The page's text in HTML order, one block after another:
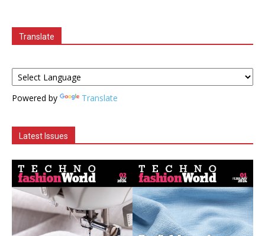
Translate
Powered by Translate
Latest Issues